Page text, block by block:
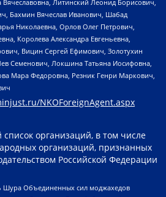
Литинский Леонид Борисович,
Бахмин Вячеслав Иванович, Шабад
Николаевна, Орлов Олег Петрович,
Королева Александра Евгеньевна,
Вицин Сергей Ефимович, Золотухин
Семенович, Локшина Татьяна Иосифовна,
Мара Федоровна, Резник Генри Маркович,
NKOForeignAgent.aspx
организаций, в том числе
организаций, признанных
Российской Федерации
Объединенных сил моджахедов